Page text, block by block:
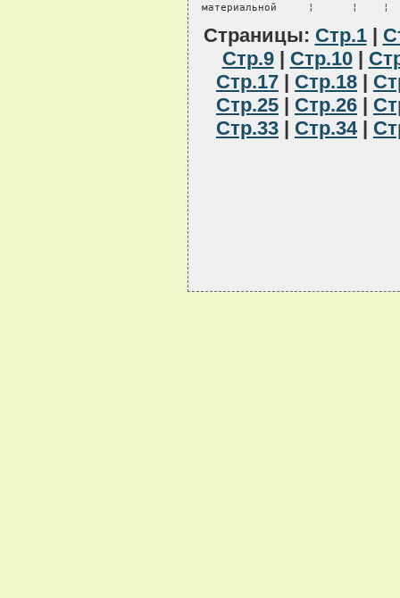
Страницы: Стр.1|
Стр.9| Стр.10|
Стр.17 | Стр.18 |
Стр.25 | Стр.26 |
Стр.33 | Стр.34|